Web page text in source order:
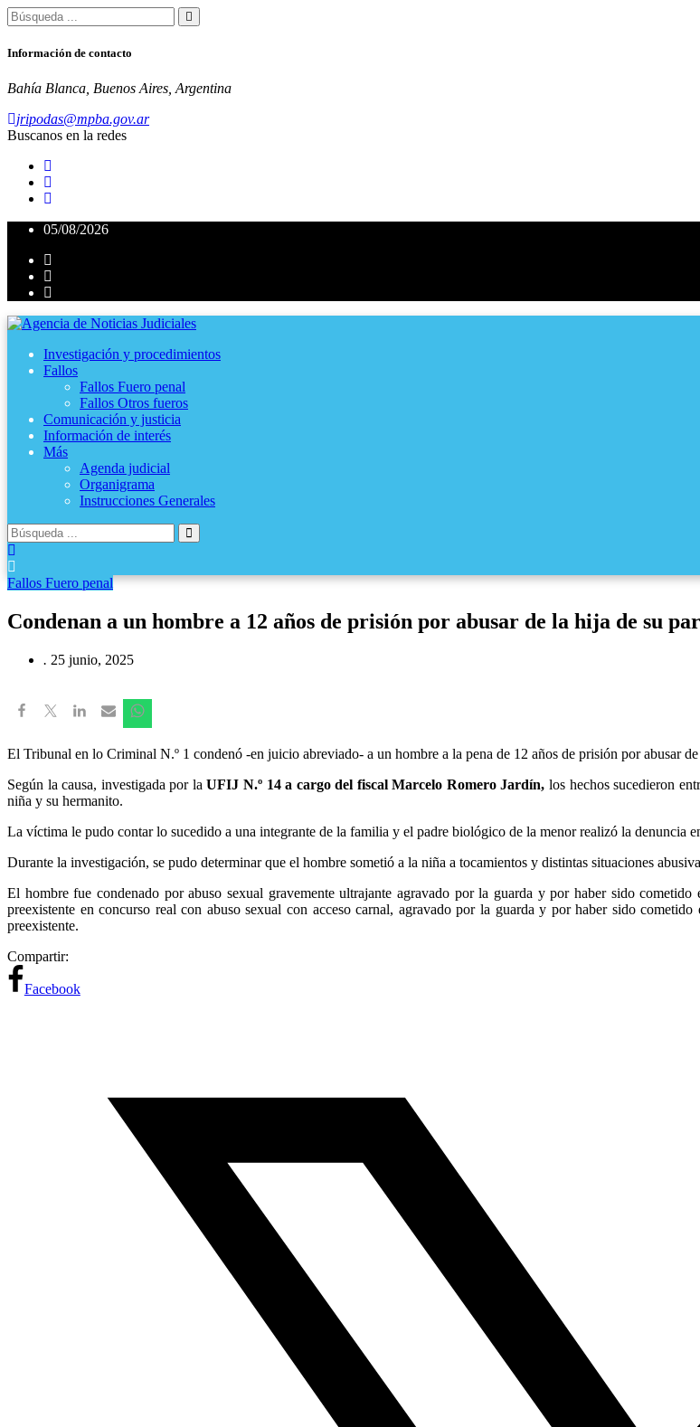
Información de contacto
Bahía Blanca, Buenos Aires, Argentina
jripodas@mpba.gov.ar
Buscanos en la redes
05/08/2026
Investigación y procedimientos
Fallos
Fallos Fuero penal
Fallos Otros fueros
Comunicación y justicia
Información de interés
Más
Agenda judicial
Organigrama
Instrucciones Generales
Fallos Fuero penal
Condenan a un hombre a 12 años de prisión por abusar de la hija de su
. 25 junio, 2025
El Tribunal en lo Criminal N.º 1 condenó -en juicio abreviado- a un hombre a la pena de 12 años de prisión por abusar
Según la causa, investigada por laUFIJ N.º 14 a cargo del fiscal Marcelo Romero Jardín, los hechos sucedieron
niña y su hermanito.
La víctima le pudo contar lo sucedido a una integrante de la familia y el padre biológico de la menor realizó la denuncia
Durante la investigación, se pudo determinar que el hombre sometió a la niña a tocamientos y distintas situaciones
El hombre fue condenado por abuso sexual gravemente ultrajante agravado por la guarda y por haber sido
preexistente en concurso real con abuso sexual con acceso carnal, agravado por la guarda y por haber sido
preexistente.
Compartir:
Facebook